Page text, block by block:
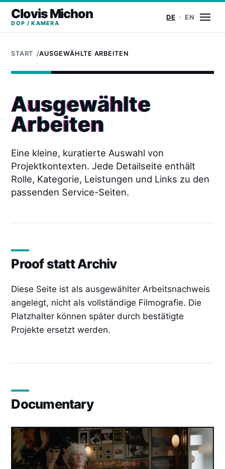
Clovis Michon
DOP / KAMERA
DE EN
START AUSGEWÄHLTE ARBEITEN
Ausgewählte
Arbeiten
Eine kleine, kuratierte Auswahl von
Projektkontexten. Jede Detailseite enthält
Rolle, Kategorie, Leistungen und Links zu den
passenden Service-Seiten.
Proof statt Archiv
Diese Seite ist als ausgewählter Arbeitsnachweis
angelegt, nicht als vollständige Filmografie. Die
Platzhalter können später durch bestätigte
Projekte ersetzt werden.
Documentary